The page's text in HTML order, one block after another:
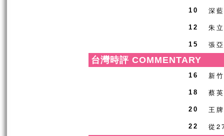
10 深
12 朱
15 張
台灣時評 COMMENTARY
16 新
18 蔡
20 王
22 從